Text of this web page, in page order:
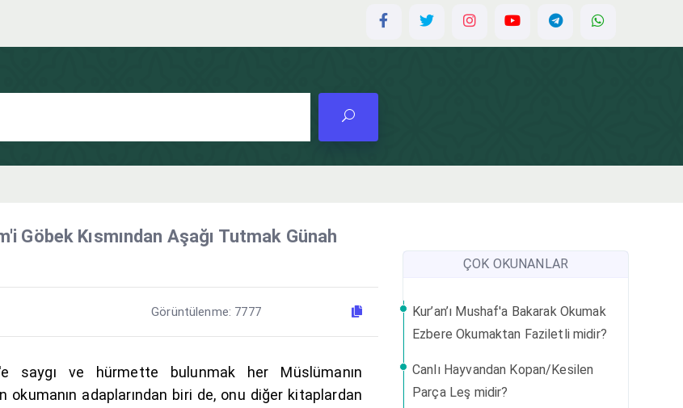
Göbek Kısmından Aşağı Tutmak Günah
Görüntülenme: 7777
saygı ve hürmette bulunmak her Müslümanın
okumanın adaplarından biri de, onu diğer kitaplardan
ÇOK OKUNANLAR
Kur’an’ı Mushaf'a Bakarak Okumak
Ezbere Okumaktan Faziletli midir?
Canlı Hayvandan Kopan/Kesilen
Parça Leş midir?